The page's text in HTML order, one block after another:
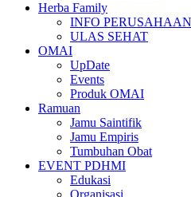
Herba Family
INFO PERUSAHAAN
ULAS SEHAT
OMAI
UpDate
Events
Produk OMAI
Ramuan
Jamu Saintifik
Jamu Empiris
Tumbuhan Obat
EVENT PDHMI
Edukasi
Organisasi